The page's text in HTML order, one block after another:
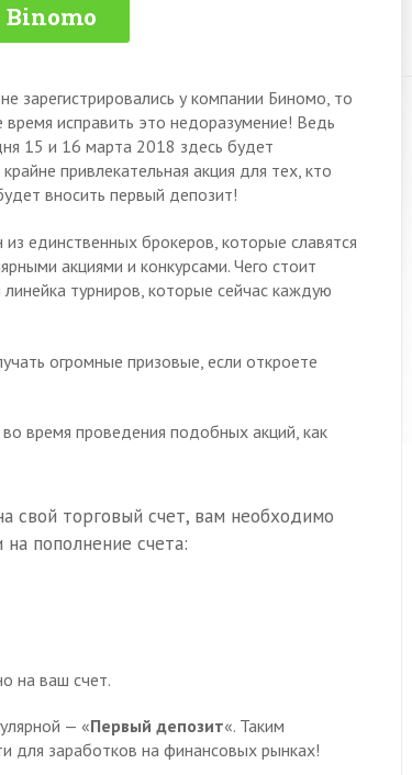
Binomo
зарегистрировались у компании Биномо, то
время исправить это недоразумение! Ведь
15 и 16 марта 2018 здесь будет
привлекательная акция для тех, кто
вносить первый депозит!
единственных брокеров, которые славятся
акциями и конкурсами. Чего стоит
турниров, которые сейчас каждую
огромные призовые, если откроете
время проведения подобных акций, как
свой торговый счет, вам необходимо
пополнение счета:
на ваш счет.
— «Первый депозит«. Таким
для заработков на финансовых рынках!